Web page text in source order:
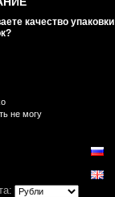
качество упаковки
не могу